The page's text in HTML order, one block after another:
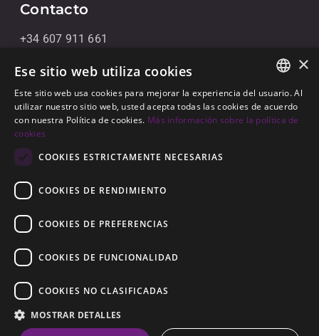
Contacto
+34 607 911 661
+34 856 091 709
info@noll-sotogrande.com
Contáctanos
Galerias Paniagua Local 43 Avenida de Paniagua, s/n
11310 Sotogrande, Cádiz
Aviso Legal
Construido porInmoba
ENGLISH
SPANISH
×
Ese sitio web utiliza cookies
Este sitio web usa cookies para mejorar la experiencia del usuario. Al
utilizar nuestro sitio web, usted acepta todas las cookies de acuerdo
con nuestra Política de cookies. Más información sobre la política de
cookies
COOKIES ESTRICTAMENTE NECESARIAS
COOKIES DE RENDIMIENTO
COOKIES DE PREFERENCIAS
COOKIES DE FUNCIONALIDAD
COOKIES NO CLASIFICADAS
MOSTRAR DETALLES